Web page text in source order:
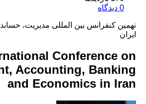
کنفرانس بین المللی مدیریت، حسابداری،
Accounting,
and Economics in